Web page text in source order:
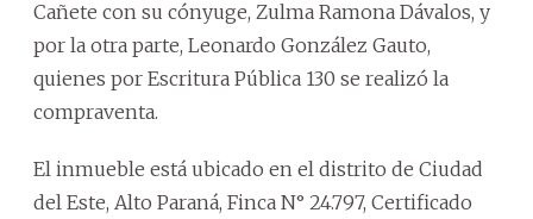
Cañete con su cónyuge, Zulma Ramona Dávalos, y
por la otra parte, Leonardo González Gauto,
quienes por Escritura Pública 130 se realizó la
compraventa.
El inmueble está ubicado en el distrito de Ciudad
del Este, Alto Paraná, Finca N° 24.797, Certificado